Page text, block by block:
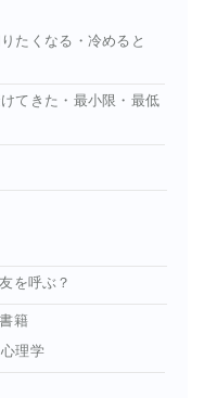
たくなる・冷めると
てきた・最小限・最低
を呼ぶ？
籍
理学